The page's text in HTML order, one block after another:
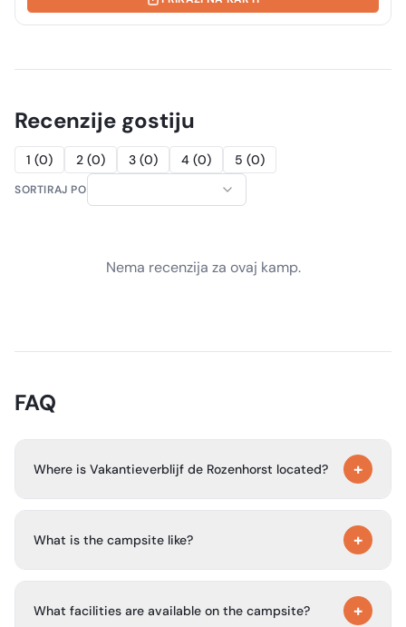
Recenzije gostiju
1 (0) 2 (0) 3 (0) 4 (0) 5 (0)
SORTIRAJ PO
Nema recenzija za ovaj kamp.
FAQ
Where is Vakantieverblijf de Rozenhorst located? +
by the Maas area and countryside.
What is the campsite like? +
pitches spread over 6 fields, each with its own character
What facilities are available on the campsite? +